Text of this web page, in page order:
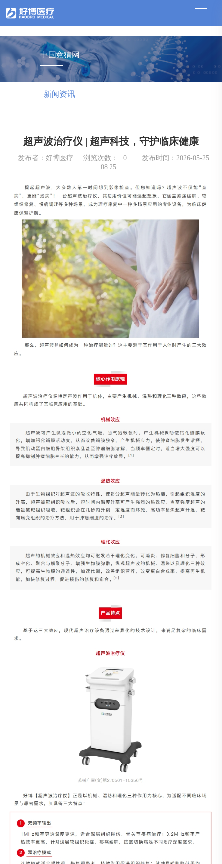
中国竞猜网
新闻资讯
超声波治疗仪 | 超声科技，守护临床健康
发布者：好博医疗 浏览次数： 0
发布时间：2026-05-25
08:25